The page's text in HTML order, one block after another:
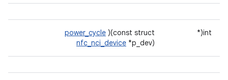
int(*
power_cycle )(const struct
nfc_nci_device *p_dev)